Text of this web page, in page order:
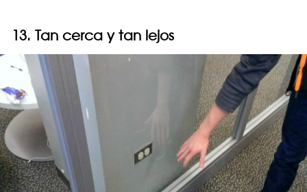
13. Tan cerca y tan lejos